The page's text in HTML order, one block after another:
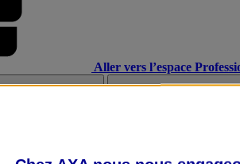
Aller vers l’espace